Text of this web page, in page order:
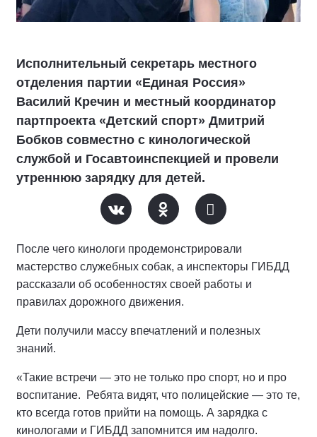
Исполнительный секретарь местного
отделения партии «Единая Россия»
Василий Кречин и местный координатор
партпроекта «Детский спорт» Дмитрий
Бобков совместно с кинологической
службой и Госавтоинспекцией и провели
утреннюю зарядку для детей.
После чего кинологи продемонстрировали
мастерство служебных собак, а инспекторы ГИБДД
рассказали об особенностях своей работы и
правилах дорожного движения.
Дети получили массу впечатлений и полезных
знаний.
«Такие встречи — это не только про спорт, но и про
воспитание. Ребята видят, что полицейские — это те,
кто всегда готов прийти на помощь. А зарядка с
кинологами и ГИБДД запомнится им надолго.